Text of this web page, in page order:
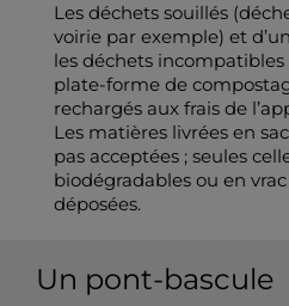
Les déchets souillés
voirie par exemple) et
les déchets incompatibles
plate-forme de
rechargés aux frais de
Les matières livrées en
pas acceptées ; seules
biodégradables ou en
déposées.
Un pont-bascule